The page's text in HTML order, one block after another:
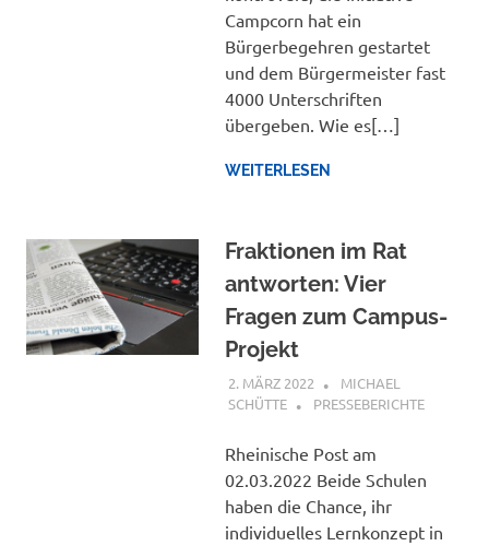
Campcorn hat ein
Bürgerbegehren gestartet
und dem Bürgermeister fast
4000 Unterschriften
übergeben. Wie es[…]
WEITERLESEN
Fraktionen im Rat
antworten: Vier
Fragen zum Campus-
Projekt
2. MÄRZ 2022
MICHAEL
SCHÜTTE
PRESSEBERICHTE
Rheinische Post am
02.03.2022 Beide Schulen
haben die Chance, ihr
individuelles Lernkonzept in